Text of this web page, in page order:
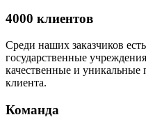
4000 клиентов
Среди наших заказчиков
государственные
качественные и уникальные
клиента.
Команда